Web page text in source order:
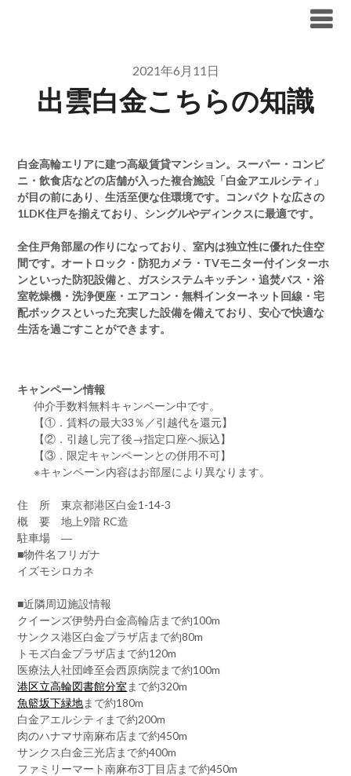
2021年6月11日
出雲白金こちらの知識
白金高輪エリアに建つ高級賃貸マンション。スーパー・コンビ
ニ・飲食店などの店舗が入った複合施設「白金アエルシティ」
が目の前にあり、生活至便な住環境です。コンパクトな広さの
1LDK住戸を揃えており、シングルやディンクスに最適です。
全住戸角部屋の作りになっており、室内は独立性に優れた住空
間です。オートロック・防犯カメラ・TVモニター付インターホ
ンといった防犯設備と、ガスシステムキッチン・追焚バス・浴
室乾燥機・洗浄便座・エアコン・無料インターネット回線・宅
配ボックスといった充実した設備を備えており、安心で快適な
生活を過ごすことができます。
キャンペーン情報
仲介手数料無料キャンペーン中です。
【①．賃料の最大33％／引越代を還元】
【②．引越し完了後→指定口座へ振込】
【③．限定キャンペーンとの併用不可】
※キャンペーン内容はお部屋により異なります。
住 所 東京都港区白金1-14-3
概 要 地上9階 RC造
駐車場 ―
■物件名フリガナ
イズモシロカネ
■近隣周辺施設情報
クイーンズ伊勢丹白金高輪店まで約100m
サンクス港区白金プラザ店まで約80m
トモズ白金プラザ店まで約120m
医療法人社団峰至会西原病院まで約100m
港区立高輪図書館分室 まで約320m
魚籃坂下緑地まで約180m
白金アエルシティまで約200m
肉のハナマサ南麻布店まで約450m
サンクス白金三光店まで約400m
ファミリーマート南麻布3丁目店まで約450m